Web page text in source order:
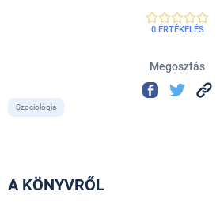
0 ÉRTÉKELÉS
Megosztás
Szociológia
A KÖNYVRŐL